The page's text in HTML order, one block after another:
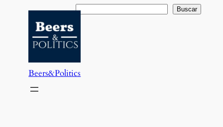
contenido
Buscar Buscar
Beers&Politics